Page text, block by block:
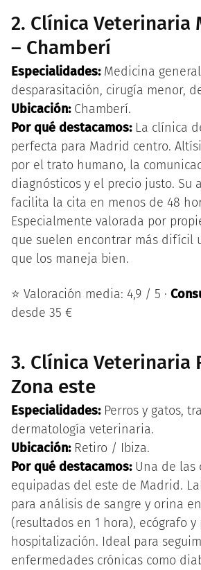
2. Clínica Veterinaria
– Chamberí
Especialidades:Medicina
desparasitación, cirugía menor,
Ubicación:Chamberí.
Por qué destacamos:La clínica
perfecta para Madrid centro.
por el trato humano, la
diagnósticos y el precio justo. Su
facilita la cita en menos de 48
Especialmente valorada por
que suelen encontrar más difícil
que los maneja bien.
⭐ Valoración media: 4,9 / 5 ·
desde 35 €
3. Clínica Veterinaria
Zona este
Especialidades:Perros y gatos,
dermatología veterinaria.
Ubicación:Retiro / Ibiza.
Por qué destacamos:Una de las
equipadas del este de Madrid.
para análisis de sangre y orina
(resultados en 1 hora), ecógrafo
hospitalización. Ideal para
enfermedades crónicas como